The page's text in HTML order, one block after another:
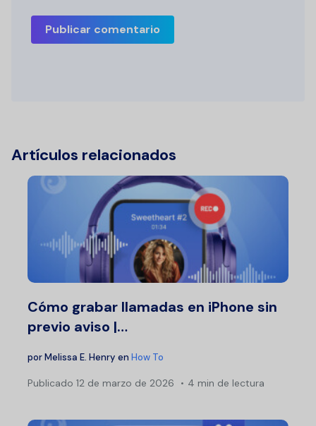
Publicar comentario
Artículos relacionados
Cómo grabar llamadas en iPhone sin
previo aviso |…
porMelissa E. Henry en How To
Publicado 12 de marzo de 2026 4 min de lectura